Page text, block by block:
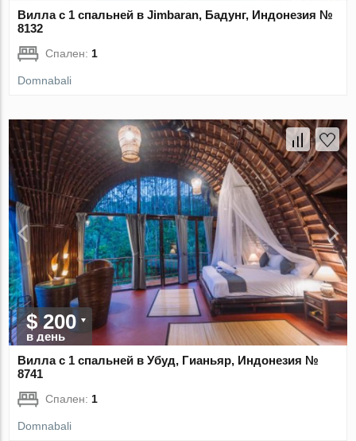
Вилла с 1 спальней в Jimbaran, Бадунг, Индонезия №
8132
Спален: 1
Domnabali
$ 200
в день
Вилла с 1 спальней в Убуд, Гианьяр, Индонезия №
8741
Спален: 1
Domnabali